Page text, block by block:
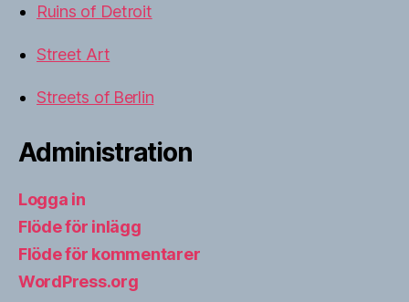
Ruins of Detroit
Street Art
Streets of Berlin
Administration
Logga in
Flöde för inlägg
Flöde för kommentarer
WordPress.org